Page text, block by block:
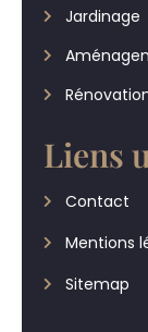
Jardinage
Liens
Contact
Mentions
Sitemap